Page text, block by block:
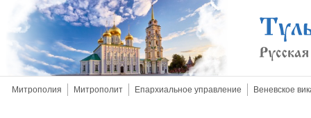
Митрополия Митрополит Епархиальное управление Веневское